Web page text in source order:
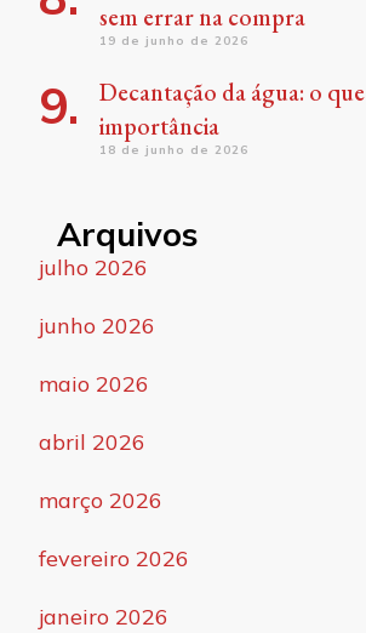
sem errar na compra
19 de junho de 2026
Decantação da água: o que
importância
18 de junho de 2026
Arquivos
julho 2026
junho 2026
maio 2026
abril 2026
março 2026
fevereiro 2026
janeiro 2026